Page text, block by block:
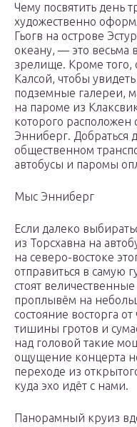
Чему посвятить день
художественно
Гьогв на острове
океану, — это
зрелище. Кроме того,
Калсой, чтобы
подземные галереи,
на пароме из
которого
Энниберг. Добраться
общественном
автобусы и паромы
Мыс Энниберг
Если далеко
из Торсхавна на
на северо-востоке
отправиться в самую
стоят
проплывём на
состояние восторга
тишины гротов и
над головой такие
ощущение концерта
переходе из
куда эхо идёт с нами.
Панорамный круиз